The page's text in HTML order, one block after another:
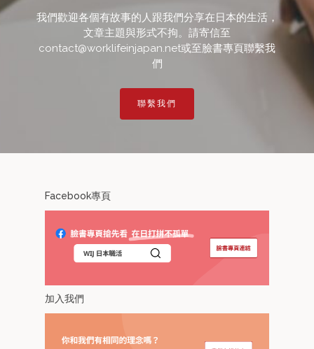
我們歡迎各個有故事的人跟我們分享在日本的生活，
文章主題與形式不拘。請寄信至
contact@worklifeinjapan.net或至臉書專頁聯繫我
們
聯繫我們
Facebook專頁
加入我們